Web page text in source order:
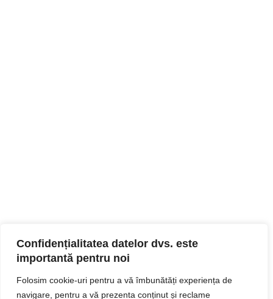
Confidențialitatea datelor dvs. este
importantă pentru noi
Folosim cookie-uri pentru a vă îmbunătăți experiența de
navigare, pentru a vă prezenta conținut și reclame